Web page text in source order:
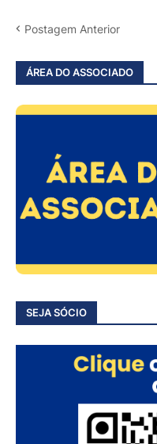
Postagem Anterior
ÁREA DO ASSOCIADO
SEJA SÓCIO